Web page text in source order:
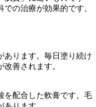
の治療が効果的です。
あります。毎日塗り続け
善されます。
を配合した軟膏です。毛